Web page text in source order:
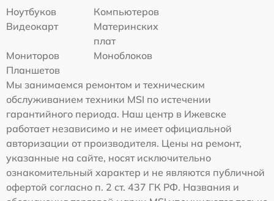
Ноутбуков
Компьютеров
Видеокарт
Материнских
плат
Мониторов
Моноблоков
Планшетов
Мы занимаемся ремонтом и техническим
обслуживанием техники MSI по истечении
гарантийного периода. Наш центр в Ижевске
работает независимо и не имеет официальной
авторизации от производителя. Цены на ремонт,
указанные на сайте, носят исключительно
ознакомительный характер и не являются публичной
офертой согласно п. 2 ст. 437 ГК РФ. Названия и